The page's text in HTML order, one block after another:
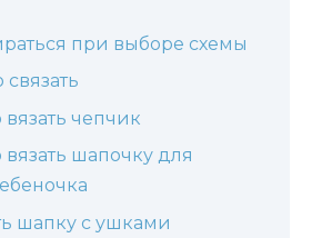
при выборе схемы
чепчик
вязать шапочку для
шапку с ушками